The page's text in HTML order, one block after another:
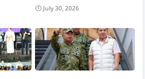
July 30, 2026